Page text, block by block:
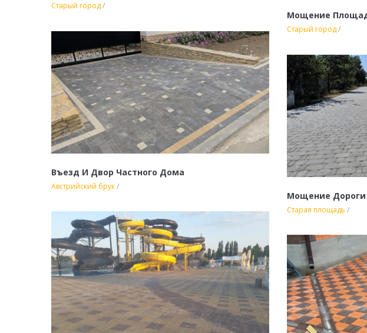
Старый город/
Мощение
Старый город/
Въезд И Двор Частного Дома
Австрийский брук/
Мощение Дороги
Старая площадь /